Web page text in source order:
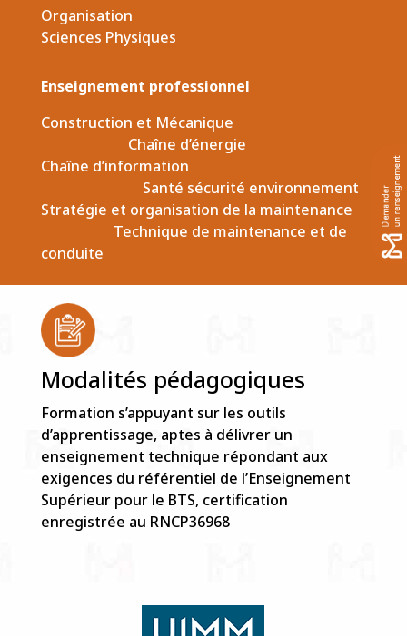
Organisation
Sciences Physiques
Enseignement professionnel
Construction et Mécanique
Chaîne d’énergie
Chaîne d’information
Santé sécurité environnement
Stratégie et organisation de la maintenance
Technique de maintenance et de
conduite
Modalités pédagogiques
Formation s’appuyant sur les outils
d’apprentissage, aptes à délivrer un
enseignement technique répondant aux
exigences du référentiel de l’Enseignement
Supérieur pour le BTS, certification
enregistrée au RNCP36968